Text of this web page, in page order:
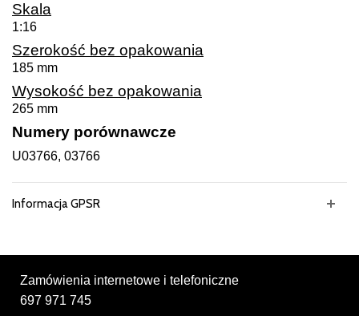
Skala
1:16
Szerokość bez opakowania
185 mm
Wysokość bez opakowania
265 mm
Numery porównawcze
U03766, 03766
Informacja GPSR
Zamówienia internetowe i telefoniczne
697 971 745